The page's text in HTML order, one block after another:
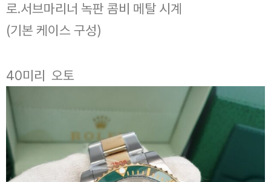
로.서브마리너 녹판 콤비 메탈 시계
(기본 케이스 구성)
40미리 오토